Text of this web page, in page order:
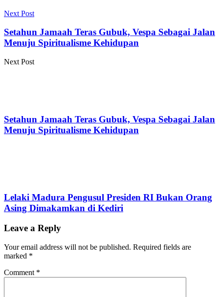
Next Post
Setahun Jamaah Teras Gubuk, Vespa Sebagai Jalan
Menuju Spiritualisme Kehidupan
Next Post
Setahun Jamaah Teras Gubuk, Vespa Sebagai Jalan
Menuju Spiritualisme Kehidupan
Lelaki Madura Pengusul Presiden RI Bukan Orang
Asing Dimakamkan di Kediri
Leave a Reply
Your email address will not be published. Required fields are
marked *
Comment *